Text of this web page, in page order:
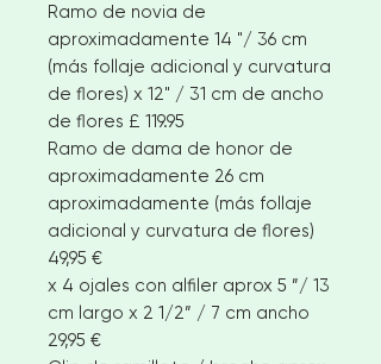
Ramo de novia de
aproximadamente 14 "/ 36 cm
(más follaje adicional y curvatura
de flores) x 12" / 31 cm de ancho
de flores £ 119.95
Ramo de dama de honor de
aproximadamente 26 cm
aproximadamente (más follaje
adicional y curvatura de flores)
49,95 €
x 4 ojales con alfiler aprox 5 ”/ 13
cm largo x 2 1/2” / 7 cm ancho
29,95 €